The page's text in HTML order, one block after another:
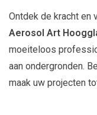
Ontdek de kracht en
Aerosol Art
moeiteloos
aan ondergronden.
maak uw projecten